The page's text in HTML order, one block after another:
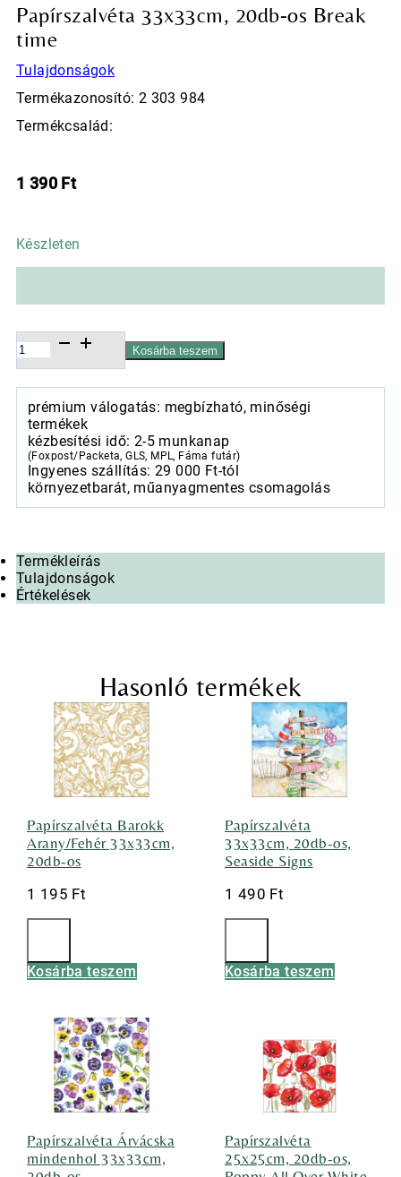
Papírszalvéta 33x33cm, 20db-os Break
time
Tulajdonságok
Termékazonosító: 2 303 984
Termékcsalád:
1 390 Ft
Készleten
Papírszalvéta
33x33cm,
20db-
os
Break
time
mennyiség
Kosárba teszem
prémium válogatás: megbízható, minőségi
termékek
kézbesítési idő: 2-5 munkanap
(Foxpost/Packeta, GLS, MPL, Fáma futár)
Ingyenes szállítás: 29 000 Ft-tól
környezetbarát, műanyagmentes csomagolás
Termékleírás
Tulajdonságok
Értékelések
Hasonló termékek
Papírszalvéta Barokk
Arany/Fehér 33x33cm,
20db-os
1 195 Ft
Kosárba teszem
Papírszalvéta
33x33cm, 20db-os,
Seaside Signs
1 490 Ft
Kosárba teszem
Papírszalvéta Árvácska
mindenhol 33x33cm,
Papírszalvéta
25x25cm, 20db-os,